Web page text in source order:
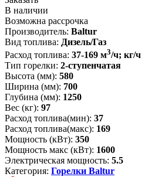
В наличии
Возможна рассрочка
Производитель: Baltur
Вид топлива: Дизель/Газ
Расход топлива: 37-169 м3/ч; кг/ч
Тип горелки: 2-ступенчатая
Высота (мм): 580
Ширина (мм): 700
Глубина (мм): 1250
Вес (кг): 97
Расход топлива(мин): 37
Расход топлива(макс): 169
Мощность (кВт): 350
Мощность макс (кВт): 1600
Электрическая мощность: 5.5
Категория: Горелки Baltur